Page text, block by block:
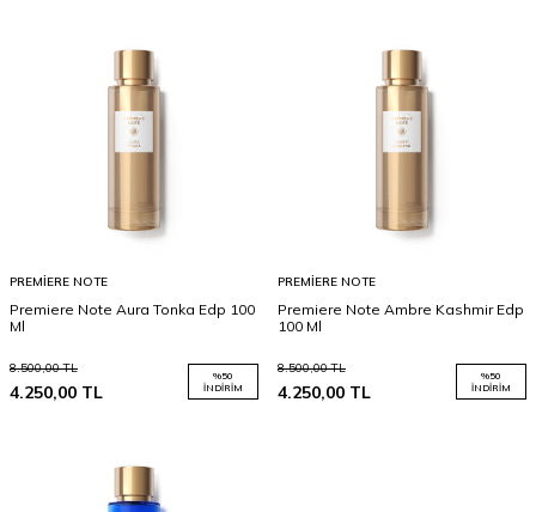
PREMIERE NOTE
Premiere Note Aura Tonka Edp 100
Ml
8.500,00TL
4.250,00 TL
%50
İNDIRIM
PREMIERE NOTE
Premiere Note Ambre Kashmir Edp
100 Ml
8.500,00TL
4.250,00 TL
%50
İNDIRIM